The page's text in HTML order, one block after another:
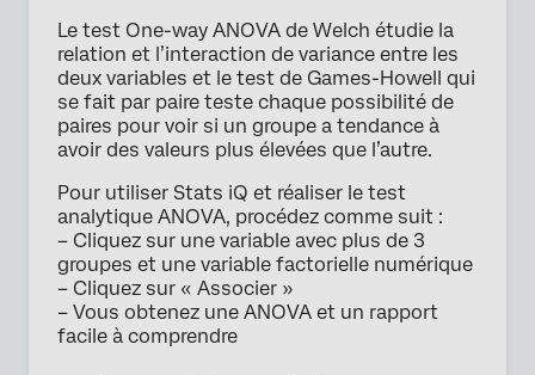
Le test One-way ANOVA de Welch étudie la
relation et l’interaction de variance entre les
deux variables et le test de Games-Howell qui
se fait par paire teste chaque possibilité de
paires pour voir si un groupe a tendance à
avoir des valeurs plus élevées que l’autre.
Pour utiliser Stats iQ et réaliser le test
analytique ANOVA, procédez comme suit :
– Cliquez sur une variable avec plus de 3
groupes et une variable factorielle numérique
– Cliquez sur « Associer »
– Vous obtenez une ANOVA et un rapport
facile à comprendre